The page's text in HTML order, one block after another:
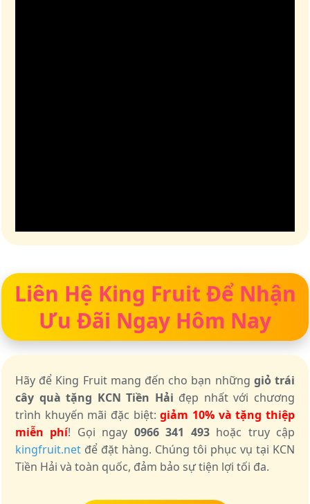
Liên Hệ King Fruit Để Nhận
Ưu Đãi Ngay Hôm Nay
Hãy để King Fruit mang đến cho bạn những giỏ trái
cây quà tặng KCN Tiền Hải đẹp nhất với chương
trình khuyến mãi đặc biệt:giảm 10% và tặng thiệp
miễn phí! Gọi ngay 0966 341 493hoặc truy cập
kingfruit.net để đặt hàng. Chúng tôi phục vụ tại KCN
Tiền Hải và toàn quốc, đảm bảo sự tiện lợi tối đa.